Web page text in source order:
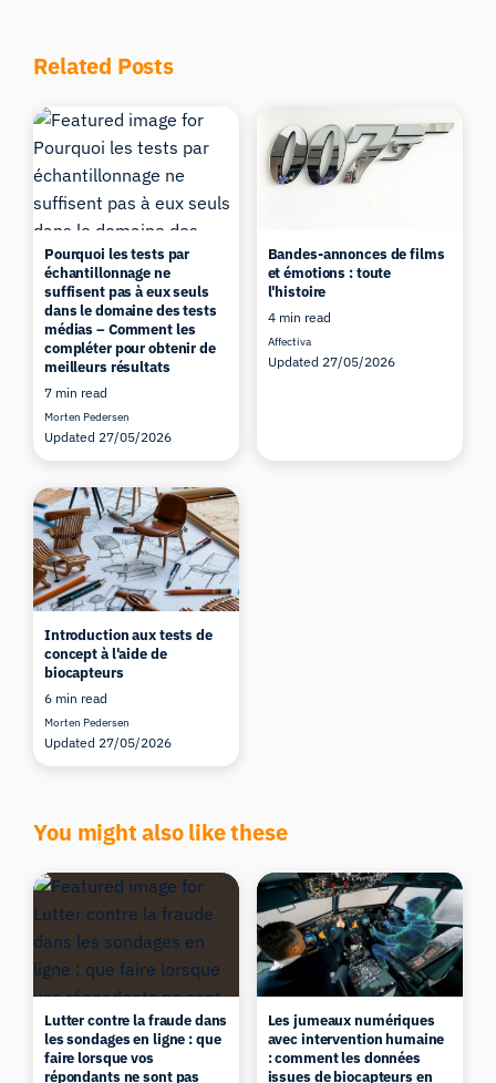
Related Posts
Pourquoi les tests par
échantillonnage ne
suffisent pas à eux seuls
dans le domaine des tests
médias – Comment les
compléter pour obtenir de
meilleurs résultats
7 min read
Morten Pedersen
Updated 27/05/2026
Bandes-annonces de films
et émotions : toute
l'histoire
4 min read
Affectiva
Updated 27/05/2026
Introduction aux tests de
concept à l'aide de
biocapteurs
6 min read
Morten Pedersen
Updated 27/05/2026
You might also like these
Lutter contre la fraude dans
les sondages en ligne : que
faire lorsque vos
répondants ne sont pas
Les jumeaux numériques
avec intervention humaine
: comment les données
issues de biocapteurs en